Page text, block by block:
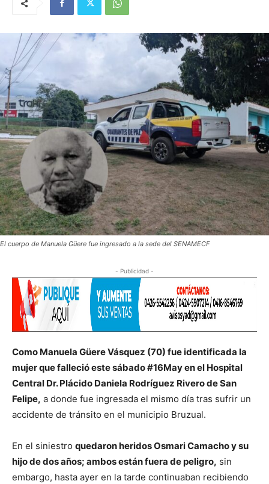
El cuerpo de Manuela Güere fue ingresado a la sede del SENAMECF
- Publicidad -
Como Manuela Güere Vásquez (70) fue identificada la
mujer que falleció este sábado #16May en el Hospital
Central Dr. Plácido Daniela Rodríguez Rivero de San
Felipe, a donde fue ingresada el mismo día tras sufrir un
accidente de tránsito en el municipio Bruzual.
En el siniestro quedaron heridos Osmari Camacho y su
hijo de dos años; ambos están fuera de peligro, sin
embargo, hasta ayer en la tarde continuaban recibiendo